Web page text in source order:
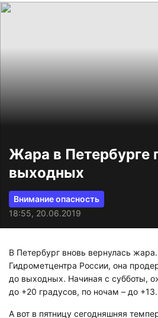
Жара в Петербурге
выходных
Внимание опасность
18:55, 20.06.2019
В Петербург вновь вернулась
Гидрометцентра России, она
до выходных. Начиная с субботы,
до +20 градусов, по ночам – до
А вот в пятницу сегодняшняя